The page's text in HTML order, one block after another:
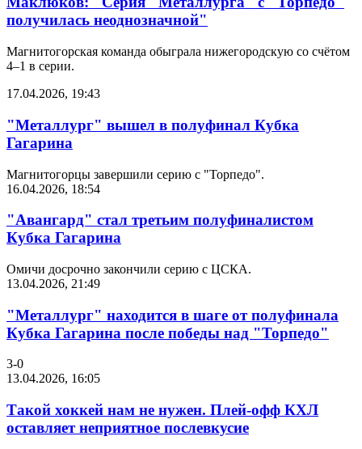
получилась неоднозначной"
Магнитогорская команда обыграла нижегородскую со счётом
4–1 в серии.
17.04.2026, 19:43
"Металлург" вышел в полуфинал Кубка
Гагарина
Магнитогорцы завершили серию с "Торпедо".
16.04.2026, 18:54
"Авангард" стал третьим полуфиналистом
Кубка Гагарина
Омичи досрочно закончили серию с ЦСКА.
13.04.2026, 21:49
"Металлург" находится в шаге от полуфинала
Кубка Гагарина после победы над "Торпедо"
3-0
13.04.2026, 16:05
Такой хоккей нам не нужен. Плей-офф КХЛ
оставляет неприятное послевкусие